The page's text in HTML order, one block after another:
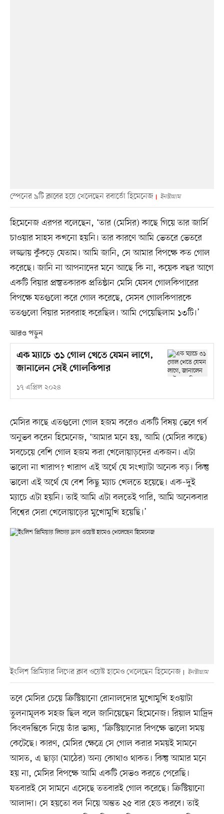
স্পেনের ৯টি ক্লাবের হয়ে খেলেছেন রবার্তো হিমেনেজ ইনস্টাগ্রাম
হিমেনেজ এরপর বলেছেন, ‘তার (মেসির) কাছে গিয়ে তার জার্সি
চাওয়ার সাহস কখনো হয়নি। তার কারণে আমি ভেতরে ভেতরে
লজ্জায় কুঁকড়ে যেতাম। আমি জানি, সে আমার বিপক্ষে কত গোল
করেছে। জানি না আপনাদের মনে আছে কি না, কয়েক বছর আগে
একটি বিয়ার প্রস্তুতকারক প্রতিষ্ঠান মেসি যেসব গোলকিপারের
বিপক্ষে যতগুলো করে গোল করেছে, সেসব গোলকিপারকে
ততগুলো বিয়ার সরবরাহ করেছিল। আমি পেয়েছিলাম ১৩টি।’
আরও পড়ুন
এক ম্যাচে ৩১ গোল খেতে যেমন লাগে,
জানালেন সেই গোলকিপার
১৭ এপ্রিল ২০২৪
মেসির কাছে এতগুলো গোল হজম করেও একটি বিষয় ভেবে গর্ব
অনুভব করেন হিমেনেজ, ‘আমার মনে হয়, আমি (মেসির কাছে)
সবচেয়ে বেশি গোল হজম করা খেলোয়াড়দের একজন। এটা
ভালো না খারাপ? খারাপ এই অর্থে যে সংখ্যাটা অনেক বড়। কিন্তু
ভালো এই অর্থে যে বেশ কিছু ম্যাচ খেলতে হয়েছে। এক–দুই
ম্যাচে এটা হয়নি। তাই আমি এটা বলতেই পারি, আমি অনেকবার
বিশ্বের সেরা খেলোয়াড়ের মুখোমুখি হয়েছি।’
ইংলিশ প্রিমিয়ার লিগের ক্লাব ওয়েস্ট হামেও খেলেছেন হিমেনেজ ইনস্টাগ্রাম
তবে মেসির চেয়ে ক্রিস্টিয়ানো রোনালদোর মুখোমুখি হওয়াটা
তুলনামূলক সহজ ছিল বলে জানিয়েছেন হিমেনেজ। রিয়াল মাদ্রিদ
কিংবদন্তিকে নিয়ে তাঁর ভাষ্য, ‘ক্রিস্টিয়ানোর বিপক্ষে ভালো সময়
কেটেছে। কারণ, মেসির ক্ষেত্রে সে গোল করার সময়ই সামনে
আসত, এ ছাড়া (মাঠের) অন্য কোথাও থাকত। কিন্তু আমার মনে
হয় না, মেসির বিপক্ষে আমি একটি সেভও করতে পেরেছি।
যতবারই সে সামনে এসেছে ততবারই গোল করেছে। ক্রিস্টিয়ানো
আলাদা। সে হয়তো বল নিয়ে অন্তত ২৫ বার হেড করবে। তাই